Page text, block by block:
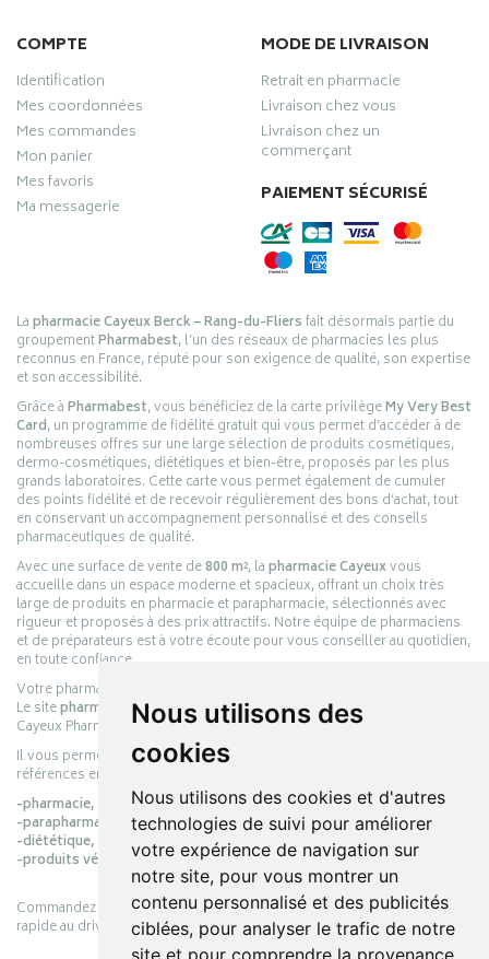
Nous utilisons des
cookies
Nous utilisons des cookies et d'autres
technologies de suivi pour améliorer
votre expérience de navigation sur
notre site, pour vous montrer un
contenu personnalisé et des publicités
ciblées, pour analyser le trafic de notre
site et pour comprendre la provenance
COMPTE
Identification
Mes coordonnées
Mes commandes
Mon panier
Mes favoris
Ma messagerie
MODE DE LIVRAISON
Retrait en pharmacie
Livraison chez vous
Livraison chez un
commerçant
PAIEMENT SÉCURISÉ
Lapharmacie Cayeux Berck – Rang-du-Fliersfait désormais partie du
groupementPharmabest, l’un des réseaux de pharmacies les plus
reconnus en France, réputé pour son exigence de qualité, son expertise
et son accessibilité.
Grâce àPharmabest, vous bénéficiez de la carte privilègeMy Very Best
Card, un programme de fidélité gratuit qui vous permet d’accéder à de
nombreuses offres sur une large sélection de produits cosmétiques,
dermo-cosmétiques, diététiques et bien-être, proposés par les plus
grands laboratoires. Cette carte vous permet également de cumuler
des points fidélité et de recevoir régulièrement des bons d’achat, tout
en conservant un accompagnement personnalisé et des conseils
pharmaceutiques de qualité.
Avec une surface de vente de800 m², lapharmacie Cayeuxvous
accueille dans un espace moderne et spacieux, offrant un choix très
large de produits en pharmacie et parapharmacie, sélectionnés avec
rigueur et proposés à des prix attractifs. Notre équipe de pharmaciens
et de préparateurs est à votre écoute pour vous conseiller au quotidien,
en toute confiance.
Votre pharmacie en ligne :
Le sitepharmacie-cayeux.frest le prolongement digital de la pharmacie
Cayeux Pharmabest Berck-sur-Mer – Rang-du-Fliers.
Il vous permet de réaliser vos achats en ligne parmi des milliers de
références en :
-pharmacie,
-parapharmacie,
-diététique,
-produits vétérinaires.
Commandez simplement vos produits en ligne et choisissez le retrait
rapide au drive ou la livraison à domicile, en toute simplicité.